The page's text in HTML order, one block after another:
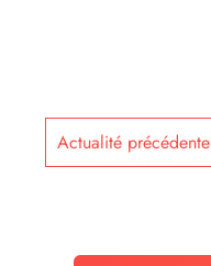
Actualité précédente